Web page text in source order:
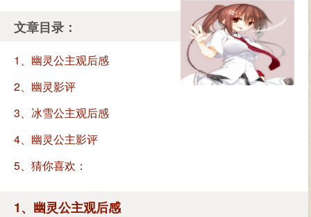
文章目录：
1、幽灵公主观后感
2、幽灵影评
3、冰雪公主观后感
4、幽灵公主影评
5、猜你喜欢：
1、幽灵公主观后感